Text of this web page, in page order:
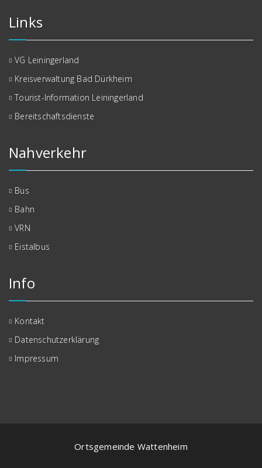
Links
VG Leiningerland
Kreisverwaltung Bad Dürkheim
Tourist-Information Leiningerland
Bereitschaftsdienste
Nahverkehr
Bus
Bahn
VRN
Eistalbus
Info
Kontakt
Datenschutzerklärung
Impressum
Ortsgemeinde Wattenheim